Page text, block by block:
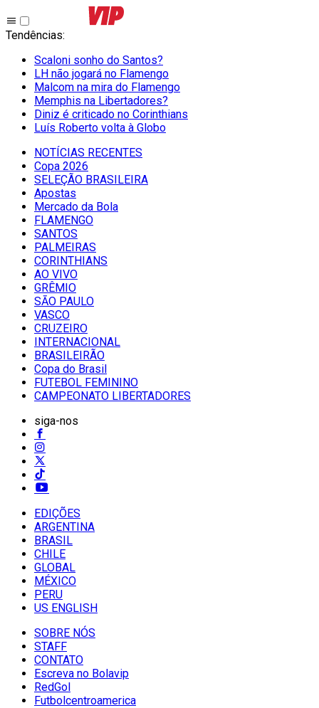
Tendências:
Scaloni sonho do Santos?
LH não jogará no Flamengo
Malcom na mira do Flamengo
Memphis na Libertadores?
Diniz é criticado no Corinthians
Luís Roberto volta à Globo
NOTÍCIAS RECENTES
Copa 2026
SELEÇÃO BRASILEIRA
Apostas
Mercado da Bola
FLAMENGO
SANTOS
PALMEIRAS
CORINTHIANS
AO VIVO
GRÊMIO
SĀO PAULO
VASCO
CRUZEIRO
INTERNACIONAL
BRASILEIRÃO
Copa do Brasil
FUTEBOL FEMININO
CAMPEONATO LIBERTADORES
siga-nos
EDIÇÕES
ARGENTINA
BRASIL
CHILE
GLOBAL
MÉXICO
PERU
US ENGLISH
SOBRE NÓS
STAFF
CONTATO
Escreva no Bolavip
RedGol
Futbolcentroamerica